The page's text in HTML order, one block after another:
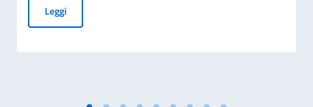
LeggiGiornata Nazionale del Sacrificio del Lavoro Italiano nel